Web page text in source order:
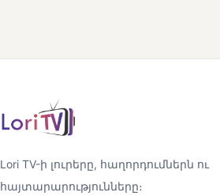
Lori TV-ի լուրերը, հաղորդումներն ու
հայտարարությունները։